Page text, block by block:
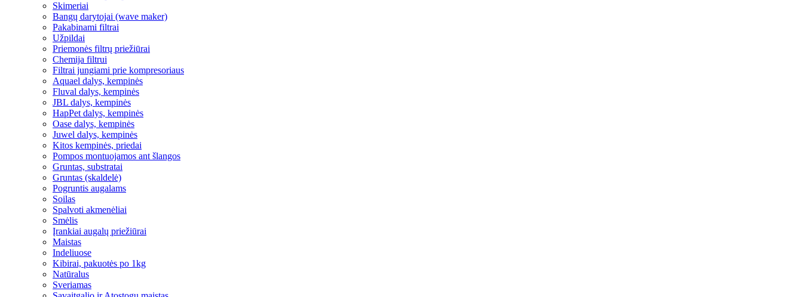
Skimeriai
Bangų darytojai (wave maker)
Pakabinami filtrai
Užpildai
Priemonės filtrų priežiūrai
Chemija filtrui
Filtrai jungiami prie kompresoriaus
Aquael dalys, kempinės
Fluval dalys, kempinės
JBL dalys, kempinės
HapPet dalys, kempinės
Oase dalys, kempinės
Juwel dalys, kempinės
Kitos kempinės, priedai
Pompos montuojamos ant šlangos
Gruntas, substratai
Gruntas (skaldelė)
Pogruntis augalams
Soilas
Spalvoti akmenėliai
Smėlis
Įrankiai augalų priežiūrai
Maistas
Indeliuose
Kibirai, pakuotės po 1kg
Natūralus
Sveriamas